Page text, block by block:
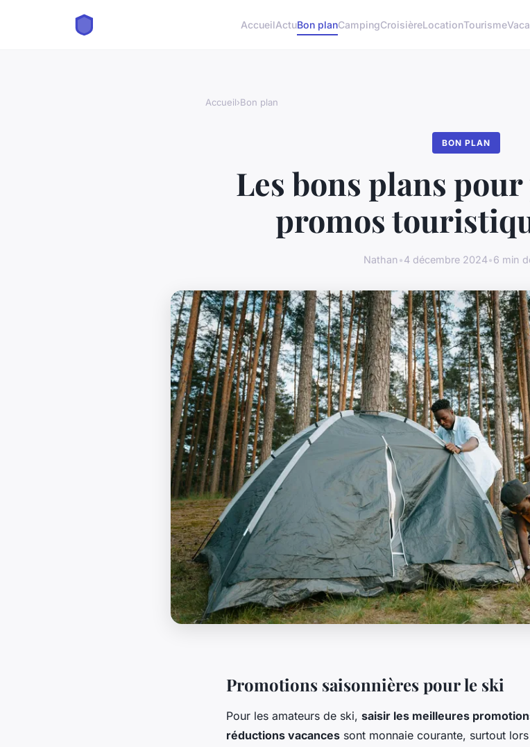
AccueilActuBon planCampingCroisièreLocationTourisme
Accueil›Bon plan
BON PLAN
Les bons plans
promos
Nathan•4 décembre 2024•6 min
Promotions saisonnières pour le ski
Pour les amateurs de ski, saisir les meilleures
réductions vacances sont monnaie courante, surtout